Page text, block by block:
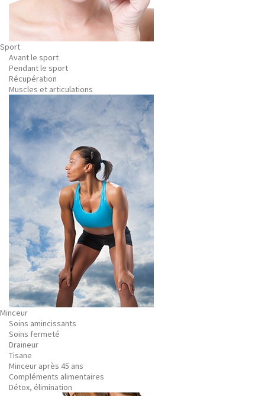
Sport
Avant le sport
Pendant le sport
Récupération
Muscles et articulations
Minceur
Soins amincissants
Soins fermeté
Draineur
Tisane
Minceur après 45 ans
Compléments alimentaires
Détox, élimination